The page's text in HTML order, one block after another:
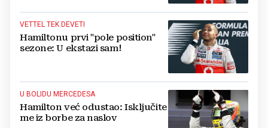
VETTEL TEK DEVETI
Hamiltonu prvi "pole position"
sezone: U ekstazi sam!
U BOLIDU MERCEDESA
Hamilton već odustao: Isključite
me iz borbe za naslov